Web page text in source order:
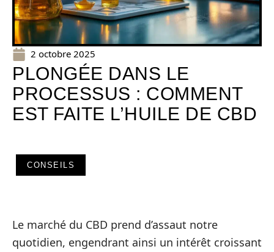
2 octobre 2025
PLONGÉE DANS LE
PROCESSUS : COMMENT
EST FAITE L’HUILE DE CBD
CONSEILS
Le marché du CBD prend d’assaut notre
quotidien, engendrant ainsi un intérêt croissant